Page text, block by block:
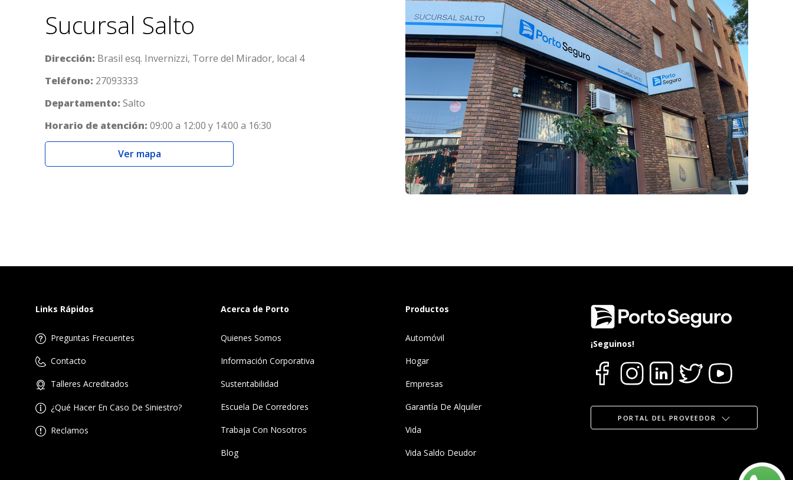
Sucursal Salto
Dirección: Brasil esq. Invernizzi, Torre del Mirador, local 4
Teléfono: 27093333
Departamento: Salto
Horario de atención: 09:00 a 12:00 y 14:00 a 16:30
Ver mapa
Links Rápidos
Preguntas Frecuentes
Contacto
Talleres Acreditados
¿Qué Hacer En Caso De Siniestro?
Reclamos
Acerca de Porto
Quienes Somos
Información Corporativa
Sustentabilidad
Escuela De Corredores
Trabaja Con Nosotros
Blog
Productos
Automóvil
Hogar
Empresas
Garantía De Alquiler
Vida
Vida Saldo Deudor
¡Seguinos!
PORTAL DEL PROVEEDOR